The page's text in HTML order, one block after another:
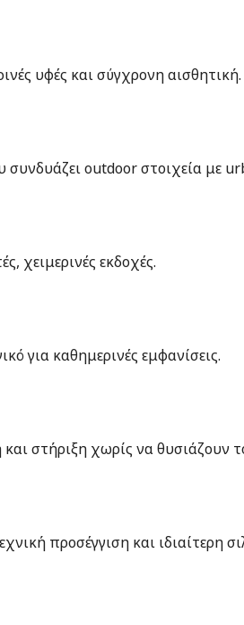
υφές και σύγχρονη αισθητική.
outdoor στοιχεία με
χειμερινές εκδοχές.
για καθημερινές εμφανίσεις.
και στήριξη χωρίς να θυσιάζουν
προσέγγιση και ιδιαίτερη